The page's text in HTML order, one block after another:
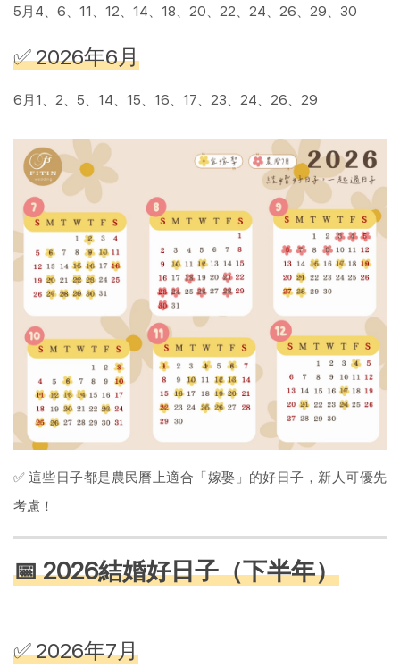
5月4、6、11、12、14、18、20、22、24、26、29、30
✅ 2026年6月
6月1、2、5、14、15、16、17、23、24、26、29
✅ 這些日子都是農民曆上適合「嫁娶」的好日子，新人可優先
考慮！
📅 2026結婚好日子（下半年）
✅ 2026年7月